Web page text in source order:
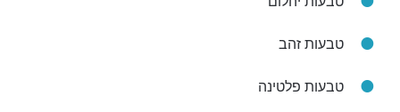
טבעות זהב
טבעות פלטינה